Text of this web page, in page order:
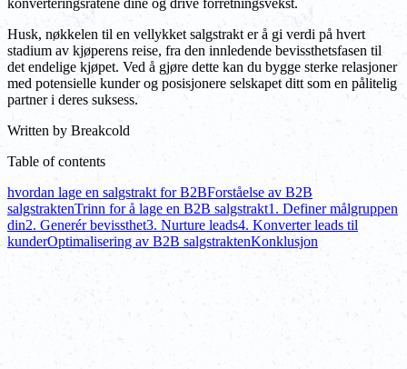
konverteringsratene dine og drive forretningsvekst.
Husk, nøkkelen til en vellykket salgstrakt er å gi verdi på hvert
stadium av kjøperens reise, fra den innledende bevissthetsfasen til
det endelige kjøpet. Ved å gjøre dette kan du bygge sterke relasjoner
med potensielle kunder og posisjonere selskapet ditt som en pålitelig
partner i deres suksess.
Written by Breakcold
Table of contents
hvordan lage en salgstrakt for B2BForståelse av B2B
salgstraktenTrinn for å lage en B2B salgstrakt1. Definer målgruppen
din2. Generér bevissthet3. Nurture leads4. Konverter leads til
kunderOptimalisering av B2B salgstraktenKonklusjon